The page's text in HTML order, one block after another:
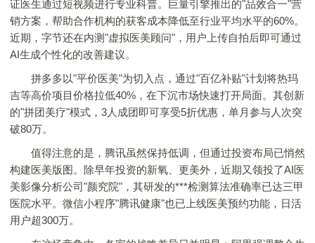
证医生通过短视频进行专业科普。巨量引擎推出的"品效合一"营
销方案，帮助合作机构的获客成本降低至行业平均水平的60%。
近期，字节还在内测"虚拟医美顾问"，用户上传自拍后即可通过
AI生成个性化的改善建议。
拼多多以"平价医美"为切入点，通过"百亿补贴"计划将热玛
吉等高价项目价格拉低40%，在下沉市场快速打开局面。其创新
的"拼团美疗"模式，3人成团即可享受5折优惠，单月参与人次突
破80万。
值得注意的是，腾讯虽然保持低调，但通过投资布局已悄然
构建医美版图。除早年投资的新氧、更美外，近期又领投了AI医
美影像分析公司"颜究院"，其研发的***检测算法准确率已达三甲
医院水平。微信小程序"腾讯健康"也已上线医美预约功能，日活
用户超300万。